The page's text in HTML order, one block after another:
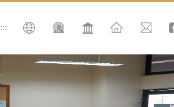
:::搜尋